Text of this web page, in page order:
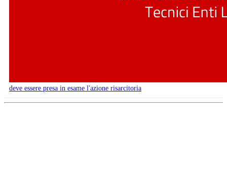
deve essere presa in esame l'azione risarcitoria